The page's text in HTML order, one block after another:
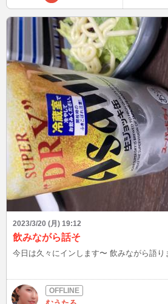
2023/3/20 (月) 19:12
飲みながら話そ
今日は久々にインします〜 飲みながら語り